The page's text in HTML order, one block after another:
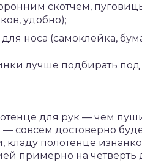
скотчем,
удобно);
для носа (самоклейка,
лучше подбирать
для рук — чем
совсем достоверно
кладу полотенце
примерно на четверть